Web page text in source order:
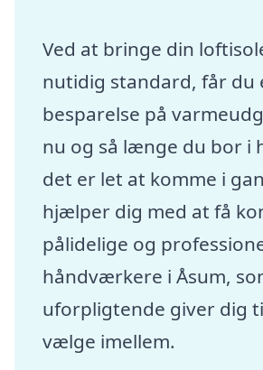
Ved at bringe din
nutidig standard, får du
besparelse på
nu og så længe du bor i
det er let at komme i
hjælper dig med at få
pålidelige og
håndværkere i Åsum,
uforpligtende giver dig
vælge imellem.